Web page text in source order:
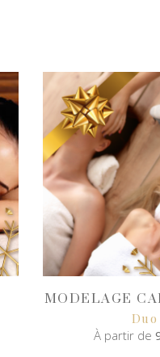
MODELAGE
Duo
À partir de